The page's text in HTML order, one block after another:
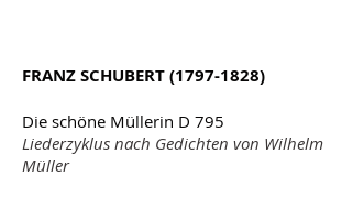
FRANZ SCHUBERT(1797-1828)
Die schöne Müllerin D 795
Liederzyklus nach Gedichten von Wilhelm
Müller